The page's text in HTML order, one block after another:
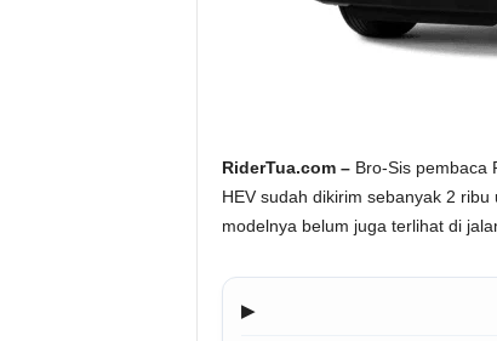
m
RiderTua.com –Bro-Sis pembaca
HEV sudah dikirim sebanyak 2
modelnya belum juga terlihat di
▶